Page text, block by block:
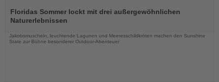
Sie
die
Floridas Sommer lockt mit drei außergewöhnlichen
Naturerlebnissen
Jakobsmuscheln, leuchtende Lagunen und Meeresschildkröten machen den Sunshine
State zur Bühne besonderer Outdoor-Abenteuer